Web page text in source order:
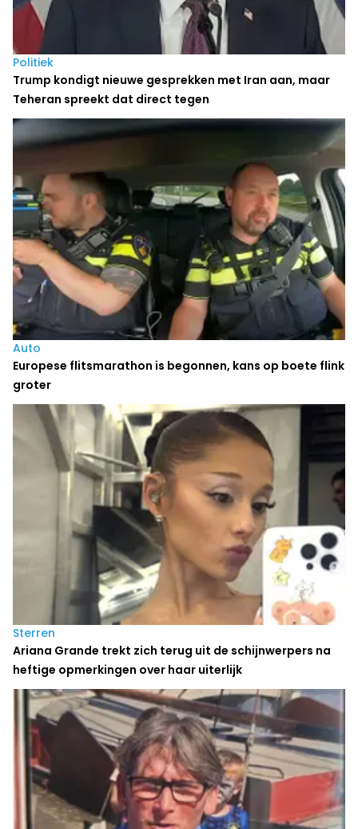
Politiek
Trump kondigt nieuwe gesprekken met Iran aan, maar
Teheran spreekt dat direct tegen
Auto
Europese flitsmarathon is begonnen, kans op boete flink
groter
Sterren
Ariana Grande trekt zich terug uit de schijnwerpers na
heftige opmerkingen over haar uiterlijk